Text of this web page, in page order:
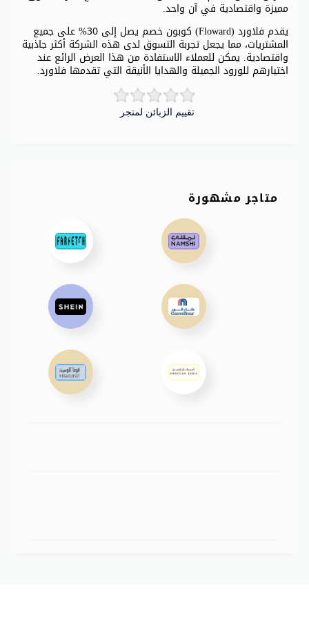
تقييم الزبائن لمتجر
يقدم فلاورد (Floward) كوبون خصم يصل إلى 30% على جميع
المشتريات، مما يجعل تجربة التسوق لدى هذه الشركة أكثر جاذبية
واقتصادية. يمكن للعملاء الاستفادة من هذا العرض الرائع عند
اختيارهم للورود الجميلة والهدايا الأنيقة التي تقدمها فلاورد.
مميزة واقتصادية في آن واحد.
متاجر مشهورة